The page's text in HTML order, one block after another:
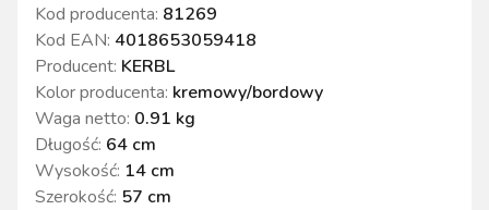
Kod producenta: 81269
Kod EAN: 4018653059418
Producent: KERBL
Kolor producenta: kremowy/bordowy
Waga netto: 0.91 kg
Długość: 64 cm
Wysokość: 14 cm
Szerokość: 57 cm